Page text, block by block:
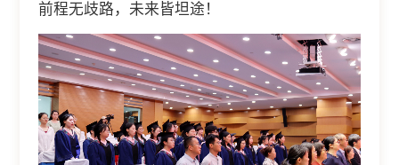
前程无歧路，未来皆坦途！